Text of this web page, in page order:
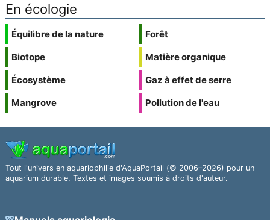
En écologie
Équilibre de la nature
Biotope
Écosystème
Mangrove
Forêt
Matière organique
Gaz à effet de serre
Pollution de l'eau
Tout l'univers en aquariophilie d'AquaPortail (© 2006–2026) pour un
aquarium durable. Textes et images soumis à droits d'auteur.